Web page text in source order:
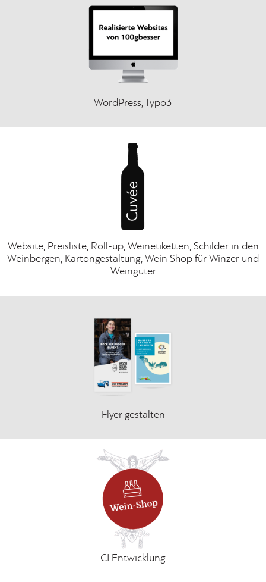
WordPress, Typo3
Website, Preisliste, Roll-up, Weinetiketten, Schilder in den
Weinbergen, Kartongestaltung, Wein Shop für Winzer und
Weingüter
Flyer gestalten
CI Entwicklung